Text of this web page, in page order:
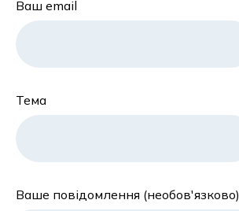
Ваш email
Тема
Ваше повідомлення (необов'язково)